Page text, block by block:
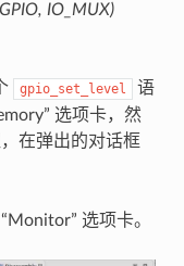
IO_MUX)
gpio_set_level
语
选项卡，然
在弹出的对话框
选项卡。